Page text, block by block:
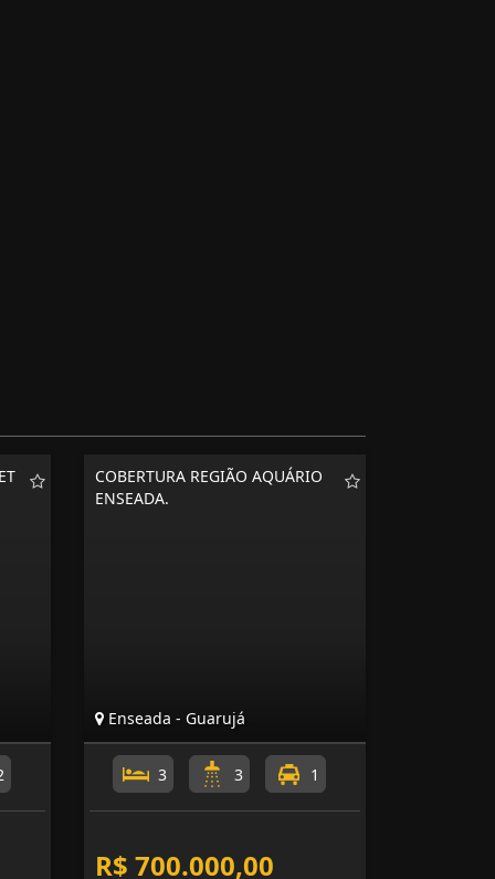
COBERTURA REGIÃO AQUÁRIO
ENSEADA.
Enseada - Guarujá
3 3 1
R$ 700.000,00